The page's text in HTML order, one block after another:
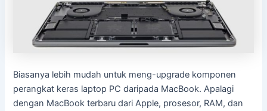
Biasanya lebih mudah untuk meng-upgrade komponen
perangkat keras laptop PC daripada MacBook. Apalagi
dengan MacBook terbaru dari Apple, prosesor, RAM, dan